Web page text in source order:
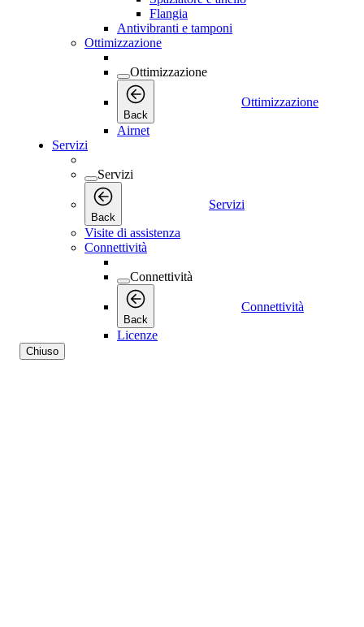
Flangia
Antivibranti e tamponi
Ottimizzazione
Ottimizzazione
Back
Ottimizzazione
Airnet
Servizi
Servizi
Back
Servizi
Visite di assistenza
Connettività
Connettività
Back
Connettività
Licenze
Chiuso